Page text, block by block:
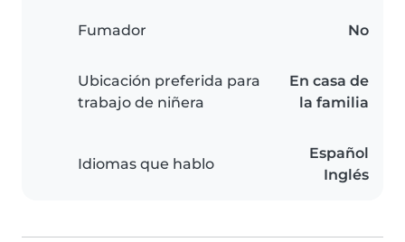
Fumador No
Ubicación preferida para
trabajo de niñera
En casa de
la familia
Idiomas que hablo
Español
Inglés